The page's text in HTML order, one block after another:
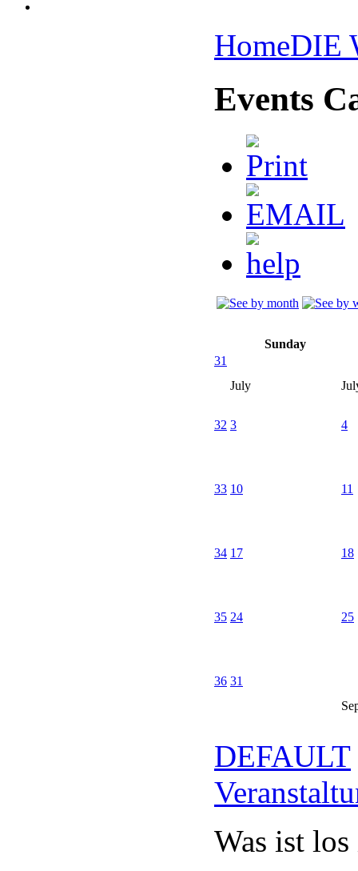
HomeDIE
Events
Sunday
31
July
32 3 4
33 10 11
34 17 18
35 24 25
36 31
DEFAULT
Was ist